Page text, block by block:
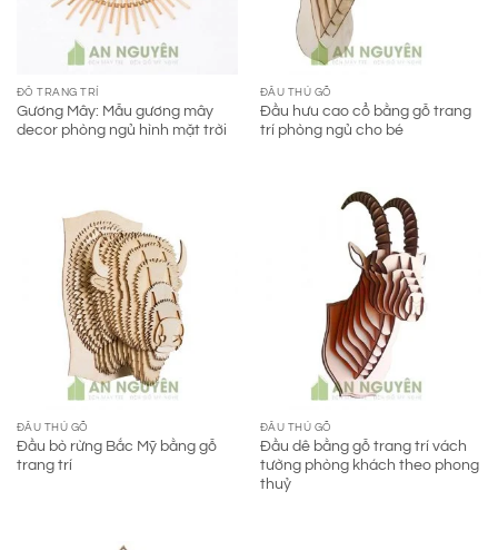
ĐỒ TRANG TRÍ
Gương Mây: Mẫu gương mây
decor phòng ngủ hình mặt trời
ĐẦU THÚ GỖ
Đầu hưu cao cổ bằng gỗ trang
trí phòng ngủ cho bé
ĐẦU THÚ GỖ
Đầu bò rừng Bắc Mỹ bằng gỗ
trang trí
ĐẦU THÚ GỖ
Đầu dê bằng gỗ trang trí vách
tường phòng khách theo phong
thuỷ